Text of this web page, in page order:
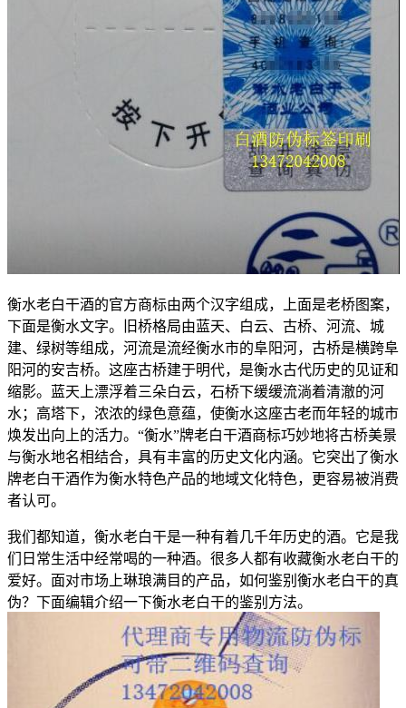
衡水老白干酒的官方商标由两个汉字组成，上面是老桥图案，
下面是衡水文字。旧桥格局由蓝天、白云、古桥、河流、城
建、绿树等组成，河流是流经衡水市的阜阳河，古桥是横跨阜
阳河的安吉桥。这座古桥建于明代，是衡水古代历史的见证和
缩影。蓝天上漂浮着三朵白云，石桥下缓缓流淌着清澈的河
水；高塔下，浓浓的绿色意蕴，使衡水这座古老而年轻的城市
焕发出向上的活力。“衡水”牌老白干酒商标巧妙地将古桥美景
与衡水地名相结合，具有丰富的历史文化内涵。它突出了衡水
牌老白干酒作为衡水特色产品的地域文化特色，更容易被消费
者认可。
我们都知道，衡水老白干是一种有着几千年历史的酒。它是我
们日常生活中经常喝的一种酒。很多人都有收藏衡水老白干的
爱好。面对市场上琳琅满目的产品，如何鉴别衡水老白干的真
伪？下面编辑介绍一下衡水老白干的鉴别方法。